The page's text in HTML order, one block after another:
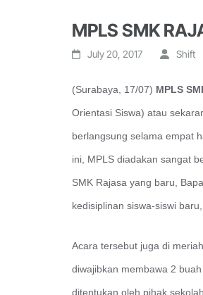
MPLS SMK
July 20, 2017 Shift
(Surabaya, 17/07) MPLS
Orientasi Siswa) atau
berlangsung selama empat
ini, MPLS diadakan sangat
SMK Rajasa yang baru,
kedisiplinan siswa-siswi baru,
Acara tersebut juga di
diwajibkan membawa 2
ditentukan oleh pihak